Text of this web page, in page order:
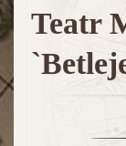
Teatr